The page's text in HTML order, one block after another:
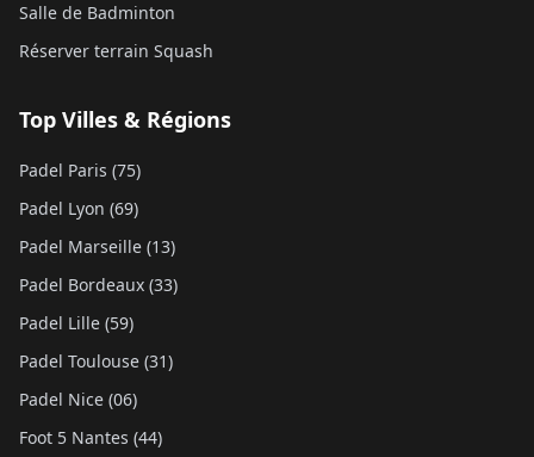
Salle de Badminton
Réserver terrain Squash
Top Villes & Régions
Padel Paris (75)
Padel Lyon (69)
Padel Marseille (13)
Padel Bordeaux (33)
Padel Lille (59)
Padel Toulouse (31)
Padel Nice (06)
Foot 5 Nantes (44)